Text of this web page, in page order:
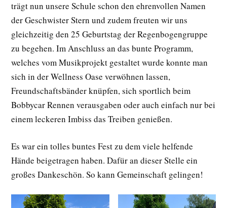
trägt nun unsere Schule schon den ehrenvollen Namen
der Geschwister Stern und zudem freuten wir uns
gleichzeitig den 25 Geburtstag der Regenbogengruppe
zu begehen. Im Anschluss an das bunte Programm,
welches vom Musikprojekt gestaltet wurde konnte man
sich in der Wellness Oase verwöhnen lassen,
Freundschaftsbänder knüpfen, sich sportlich beim
Bobbycar Rennen verausgaben oder auch einfach nur bei
einem leckeren Imbiss das Treiben genießen.
Es war ein tolles buntes Fest zu dem viele helfende
Hände beigetragen haben. Dafür an dieser Stelle ein
großes Dankeschön. So kann Gemeinschaft gelingen!